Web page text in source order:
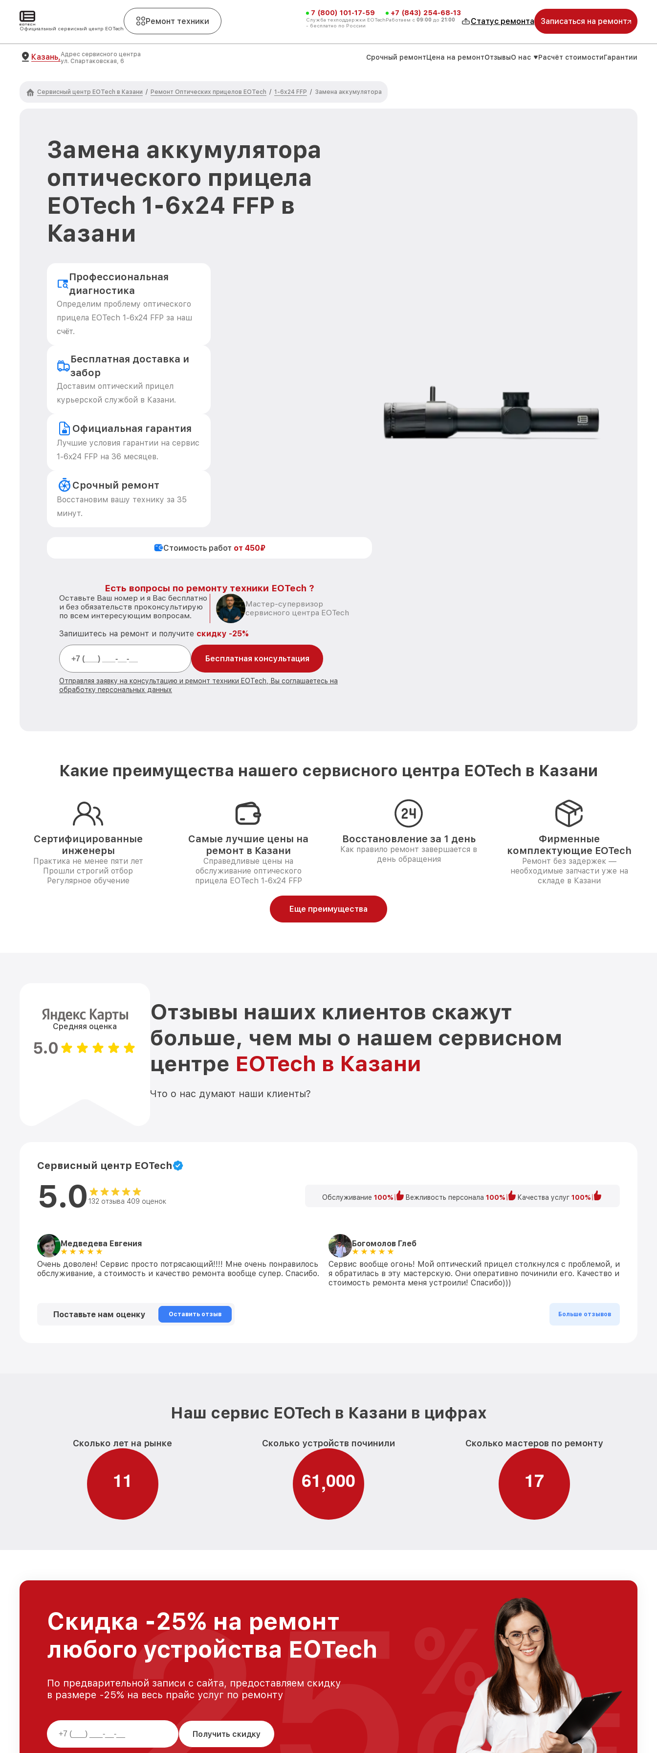
Официальный сервисный центр EOTech
Ремонт техники
7 (800) 101-17-59
Служба техподдержки EOTech
- бесплатно по России
+7 (843) 254-68-13
Работаем с 09:00 до 21:00 Статус ремонта Записаться на ремонт
Казань,Адрес сервисного центра
ул. Спартаковская, 6
Срочный ремонтЦена на ремонтОтзывыО нас Расчёт стоимостиГарантии
Сервисный центр EOTech в Казани / Ремонт Оптических прицелов EOTech / 1-6x24 FFP / Замена аккумулятора
Замена аккумулятора
оптического прицела
EOTech 1-6x24 FFP в
Казани
Профессиональная
диагностика
Определим проблему оптического
прицела EOTech 1-6x24 FFP за наш
счёт.
Бесплатная доставка и
забор
Доставим оптический прицел
курьерской службой в Казани.
Официальная гарантия
Лучшие условия гарантии на сервис
1-6x24 FFP на 36 месяцев.
Срочный ремонт
Восстановим вашу технику за 35
минут.
Стоимость работ от 450₽
Есть вопросы по ремонту техники EOTech ?
Оставьте Ваш номер и я Вас бесплатно
и без обязательств проконсультирую
по всем интересующим вопросам.
Мастер-супервизор
сервисного центра EOTech
Запишитесь на ремонт и получите скидку -25%
Бесплатная консультация
Отправляя заявку на консультацию и ремонт техники EOTech, Вы соглашаетесь на
обработку персональных данных
Какие преимущества нашего сервисного центра EOTech в Казани
Сертифицированные
инженеры
Практика не менее пяти лет
Прошли строгий отбор
Регулярное обучение
Самые лучшие цены на
ремонт в Казани
Справедливые цены на
обслуживание оптического
прицела EOTech 1-6x24 FFP
Восстановление за 1 день
Как правило ремонт завершается в
день обращения
Фирменные
комплектующие EOTech
Ремонт без задержек —
необходимые запчасти уже на
складе в Казани
Еще преимущества
Средняя оценка
5.0
Отзывы наших клиентов скажут
больше, чем мы о нашем сервисном
центре EOTech в Казани
Что о нас думают наши клиенты?
Сервисный центр EOTech
5.0 132 отзыва 409 оценок Обслуживание 100% Вежливость персонала 100% Качества услуг 100%
Медведева Евгения
Очень доволен! Сервис просто потрясающий!!!! Мне очень понравилось
обслуживание, а стоимость и качество ремонта вообще супер. Спасибо.
Богомолов Глеб
Сервис вообще огонь! Мой оптический прицел столкнулся с проблемой, и
я обратилась в эту мастерскую. Они оперативно починили его. Качество и
стоимость ремонта меня устроили! Спасибо)))
Поставьте нам оценку Оставить отзыв Больше отзывов
Наш сервис EOTech в Казани в цифрах
Сколько лет на рынке
11
Сколько устройств починили
61,000
Сколько мастеров по ремонту
17
Скидка -25% на ремонт
любого устройства EOTech
По предварительной записи с сайта, предоставляем скидку
в размере -25% на весь прайс услуг по ремонту
Получить скидку
%